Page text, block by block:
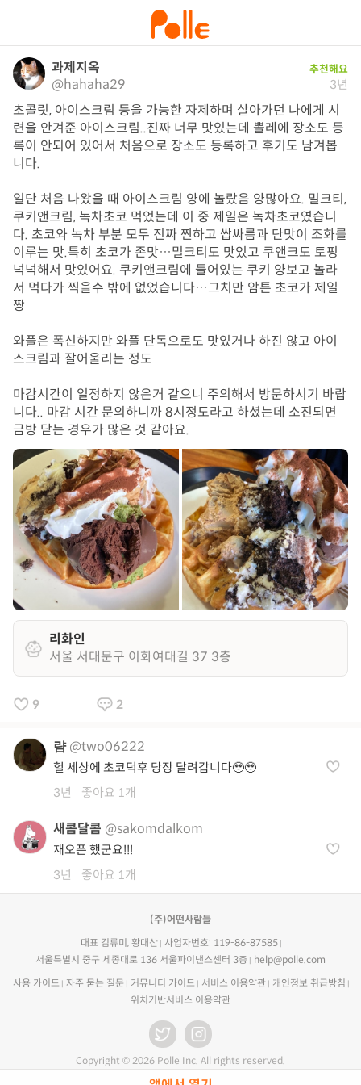
과제지옥
@hahaha29
추천해요
3년
초콜릿, 아이스크림 등을 가능한 자제하며 살아가던 나에게 시
련을 안겨준 아이스크림..진짜 너무 맛있는데 뽈레에 장소도 등
록이 안되어 있어서 처음으로 장소도 등록하고 후기도 남겨봅
니다.
일단 처음 나왔을 때 아이스크림 양에 놀랐음 양많아요. 밀크티,
쿠키앤크림, 녹차초코 먹었는데 이 중 제일은 녹차초코였습니
다. 초코와 녹차 부분 모두 진짜 찐하고 쌉싸름과 단맛이 조화를
이루는 맛.특히 초코가 존맛…밀크티도 맛있고 쿠앤크도 토핑
넉넉해서 맛있어요. 쿠키앤크림에 들어있는 쿠키 양보고 놀라
서 먹다가 찍을수 밖에 없었습니다…그치만 암튼 초코가 제일
짱
와플은 폭신하지만 와플 단독으로도 맛있거나 하진 않고 아이
스크림과 잘어울리는 정도
마감시간이 일정하지 않은거 같으니 주의해서 방문하시기 바랍
니다.. 마감 시간 문의하니까 8시정도라고 하셨는데 소진되면
금방 닫는 경우가 많은 것 같아요.
리화인
서울 서대문구 이화여대길 37 3층
9 2
럄 @two06222
헐 세상에 초코덕후 당장 달려갑니다🥹🥹
3년
좋아요 1개
새콤달콤 @sakomdalkom
재오픈 했군요!!!
3년
좋아요 1개
(주)어떤사람들
대표 김류미, 황대산
사업자번호: 119-86-87585
서울특별시 중구 세종대로 136 서울파이낸스센터 3층
help@polle.com
사용 가이드 자주 묻는 질문 커뮤니티 가이드 서비스 이용약관
개인정보 취급방침
위치기반서비스 이용약관
Copyright © 2026 Polle Inc. All rights reserved.